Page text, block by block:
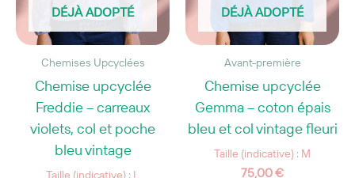
DÉJÀ ADOPTÉ
Chemises Upcyclées
Chemise upcyclée
Freddie – carreaux
violets, col et poche
bleu vintage
Taille (indicative) : L
DÉJÀ ADOPTÉ
Avant-première
Chemise upcyclée
Gemma – coton épais
bleu et col vintage fleuri
Taille (indicative) : M
75,00€